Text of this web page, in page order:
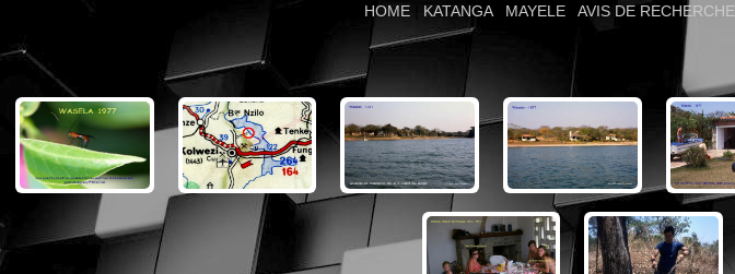
HOME KATANGA| MAYELE AVIS DE RECHERCHE